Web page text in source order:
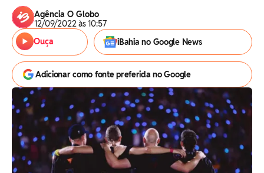
Agência O Globo
12/09/2022 às 10:57
Ouça
iBahia no Google News
Adicionar como fonte preferida no Google